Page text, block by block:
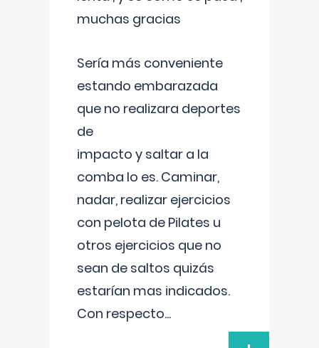
muchas gracias
Sería más conveniente
estando embarazada
que no realizara deportes
de
impacto y saltar a la
comba lo es. Caminar,
nadar, realizar ejercicios
con pelota de Pilates u
otros ejercicios que no
sean de saltos quizás
estarían mas indicados.
Con respecto...